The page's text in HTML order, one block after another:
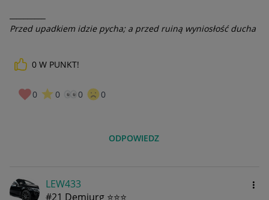
Przed upadkiem idzie pycha; a przed ruiną wyniosłość ducha
0 W PUNKT!
0 0 0 0
ODPOWIEDZ
LEW433
#21 Demiurg ⭐⭐⭐